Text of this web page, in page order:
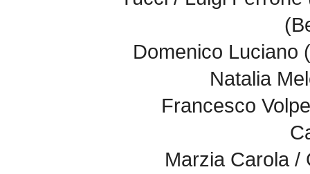
Domenico Luciano
Natalia
Francesco
Marzia Carola /